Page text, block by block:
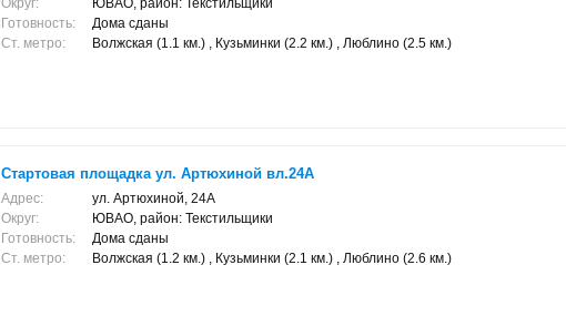
Округ:
ЮВАО, район: Текстильщики
Готовность:
Дома сданы
Ст. метро:
Волжская (1.1 км.) , Кузьминки (2.2 км.) , Люблино (2.5 км.)
Стартовая площадка ул. Артюхиной вл.24А
Адрес:
ул. Артюхиной, 24А
Округ:
ЮВАО, район: Текстильщики
Готовность:
Дома сданы
Ст. метро:
Волжская (1.2 км.) , Кузьминки (2.1 км.) , Люблино (2.6 км.)